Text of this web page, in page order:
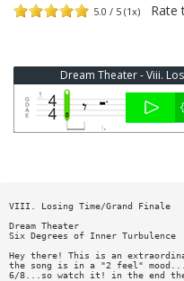
5.0 / 5 (1x) Rate
Dream Theater - Viii.
VIII. Losing Time/Grand Finale
Dream Theater
Six Degrees of Inner Turbulence
Hey there! This is an
the song is in a "2 feel"
6/8...so watch it! in the end